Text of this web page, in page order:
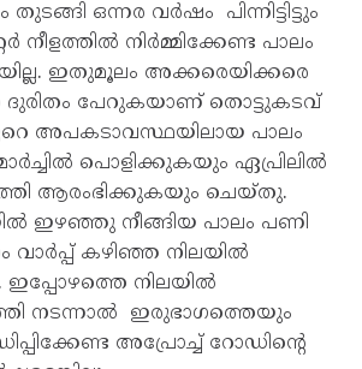
തുടങ്ങി ഒന്നര വര്‍ഷം പിന്നിട്ടിട്ടും
നീളത്തില്‍ നിര്‍മ്മിക്കേണ്ട പാലം
ഇതുമൂലം അക്കരെയിക്കരെ
ദുരിതം പേറുകയാണ് തൊട്ടുകടവ്
അപകടാവസ്ഥയിലായ പാലം
പൊളിക്കുകയും ഏപ്രിലില്‍
ആരംഭിക്കുകയും ചെയ്തു.
ഇഴഞ്ഞു നീങ്ങിയ പാലം പണി
വാര്‍പ്പ് കഴിഞ്ഞ നിലയില്‍
നിലയില്‍
നടന്നാല്‍ ഇരുഭാഗത്തെയും
അപ്രോച്ച് റോഡിന്റെ